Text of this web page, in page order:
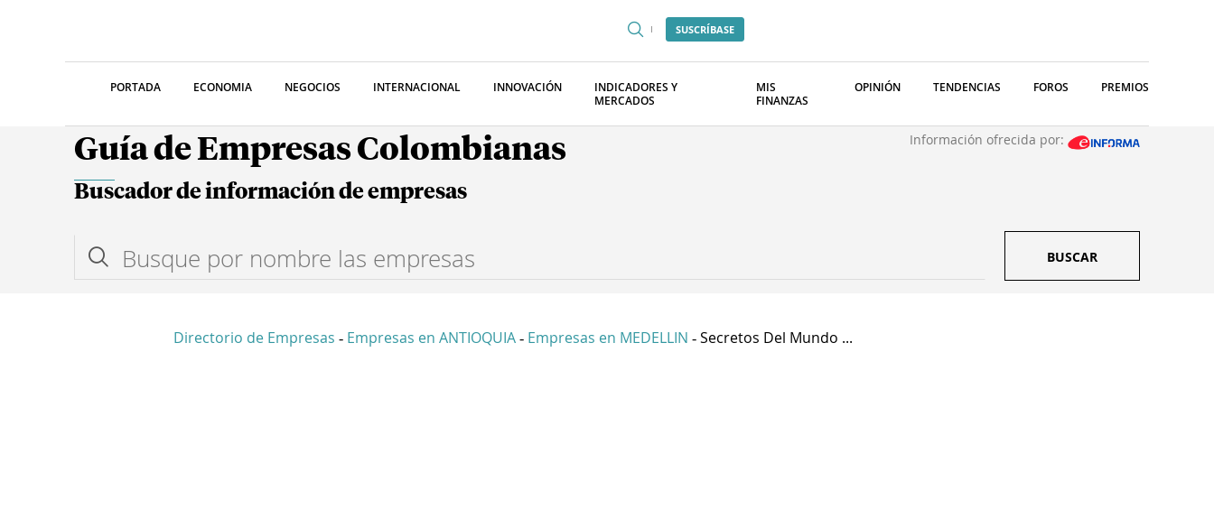
SUSCRÍBASE
PORTADA ECONOMIA NEGOCIOS INTERNACIONAL INNOVACIÓN
INDICADORES Y
MERCADOS
MIS
FINANZAS
OPINIÓN TENDENCIAS FOROS PREMIOS
Guía de Empresas Colombianas Información ofrecida por:
Buscador de información de empresas
BUSCAR
Directorio de Empresas - Empresas en ANTIOQUIA - Empresas en MEDELLIN - Secretos Del Mundo ...